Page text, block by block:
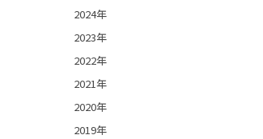
2024年
2023年
2022年
2021年
2020年
2019年